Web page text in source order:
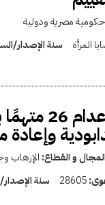
حكومية مصرية ودولية
المرأة سنة الإصدار/
إلغاء حكم
المجال و القطاع: الإرهاب
28605 سنة